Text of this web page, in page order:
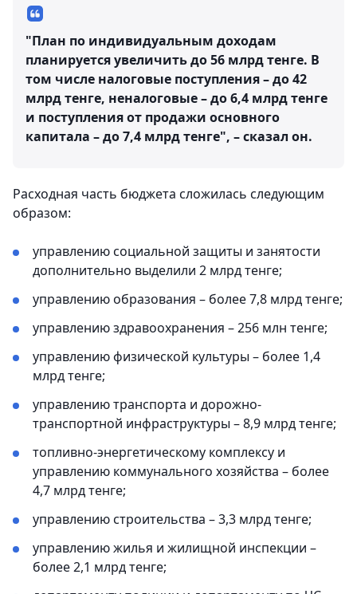
"План по индивидуальным доходам
планируется увеличить до 56 млрд тенге. В
том числе налоговые поступления – до 42
млрд тенге, неналоговые – до 6,4 млрд тенге
и поступления от продажи основного
капитала – до 7,4 млрд тенге", – сказал он.
Расходная часть бюджета сложилась следующим
образом:
управлению социальной защиты и занятости
дополнительно выделили 2 млрд тенге;
управлению образования – более 7,8 млрд тенге;
управлению здравоохранения – 256 млн тенге;
управлению физической культуры – более 1,4
млрд тенге;
управлению транспорта и дорожно-
транспортной инфраструктуры – 8,9 млрд тенге;
топливно-энергетическому комплексу и
управлению коммунального хозяйства – более
4,7 млрд тенге;
управлению строительства – 3,3 млрд тенге;
управлению жилья и жилищной инспекции –
более 2,1 млрд тенге;